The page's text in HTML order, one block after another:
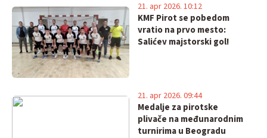
javite se!
KMF Pirot se pobedom
vratio na prvo mesto:
Salićev majstorski gol!
21. apr 2026. 10:12
Medalje za pirotske
plivače na međunarodnim
turnirima u Beogradu
21. apr 2026. 09:44